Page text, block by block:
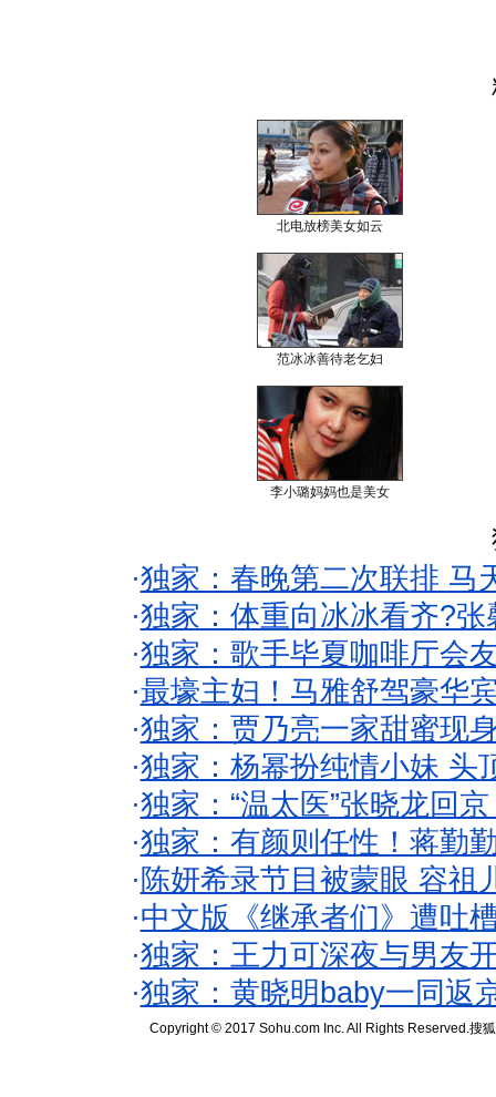
北电放榜美女如云
范冰冰善待老乞妇
李小璐妈妈也是美女
·独家：春晚第二次联排 马
·独家：体重向冰冰看齐?
·独家：歌手毕夏咖啡厅会
·最壕主妇！马雅舒驾豪华
·独家：贾乃亮一家甜蜜现
·独家：杨幂扮纯情小妹 头
·独家：“温太医”张晓龙回
·独家：有颜则任性！蒋勤
· 陈妍希录节目被蒙眼 容祖
·中文版《继承者们》遭吐
·独家：王力可深夜与男友
·独家：黄晓明baby一同返
Copyright © 2017 Sohu.com Inc. All Rights Reserved.搜